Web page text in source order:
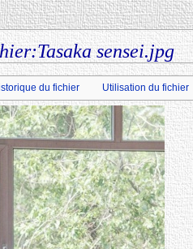
sensei.jpg
du fichier Utilisation du fichier